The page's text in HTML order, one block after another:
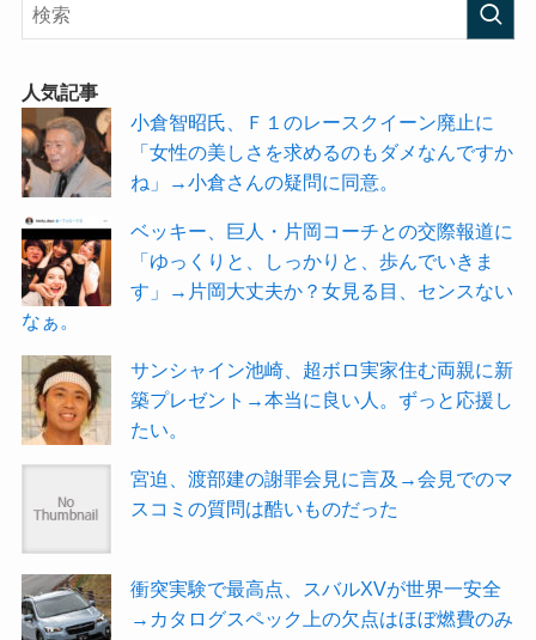
人気記事
小倉智昭氏、Ｆ１のレースクイーン廃止に
「女性の美しさを求めるのもダメなんですか
ね」→小倉さんの疑問に同意。
ベッキー、巨人・片岡コーチとの交際報道に
「ゆっくりと、しっかりと、歩んでいきま
す」→片岡大丈夫か？女見る目、センスない
なぁ。
サンシャイン池崎、超ボロ実家住む両親に新
築プレゼント→本当に良い人。ずっと応援し
たい。
宮迫、渡部建の謝罪会見に言及→会見でのマ
スコミの質問は酷いものだった
衝突実験で最高点、スバルXVが世界一安全
→カタログスペック上の欠点はほぼ燃費のみ